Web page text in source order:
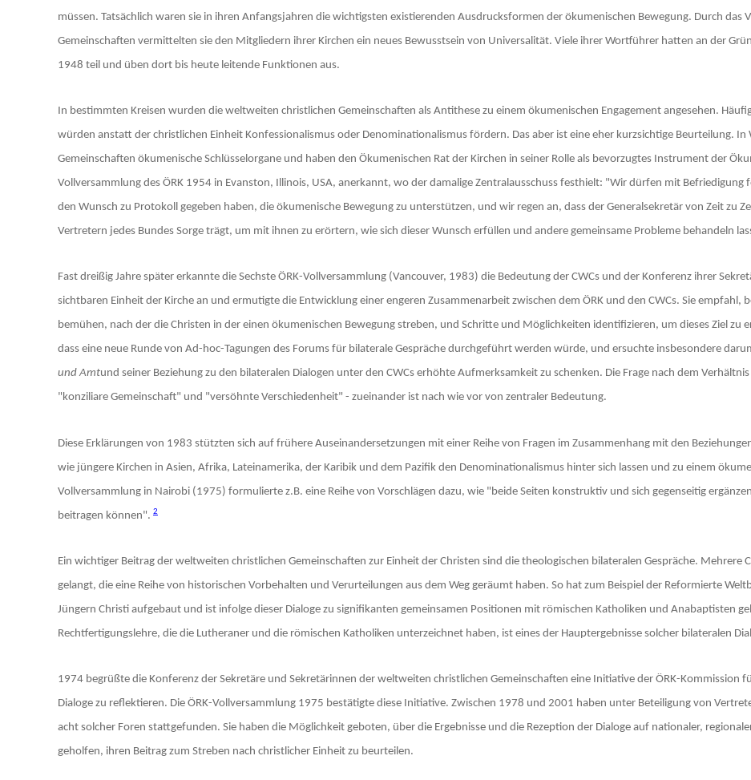
müssen. Tatsächlich waren sie in ihren Anfangsjahren die wichtigsten existierenden Ausdrucksformen der ökumenischen Bewegung. Durch
Gemeinschaften vermittelten sie den Mitgliedern ihrer Kirchen ein neues Bewusstsein von Universalität. Viele ihrer Wortführer hatten an der
1948 teil und üben dort bis heute leitende Funktionen aus.
In bestimmten Kreisen wurden die weltweiten christlichen Gemeinschaften als Antithese zu einem ökumenischen Engagement angesehen.
würden anstatt der christlichen Einheit Konfessionalismus oder Denominationalismus fördern. Das aber ist eine eher kurzsichtige Beurteilung.
Gemeinschaften ökumenische Schlüsselorgane und haben den Ökumenischen Rat der Kirchen in seiner Rolle als bevorzugtes Instrument der
Vollversammlung des ÖRK 1954 in Evanston, Illinois, USA, anerkannt, wo der damalige Zentralausschuss festhielt: "Wir dürfen mit
den Wunsch zu Protokoll gegeben haben, die ökumenische Bewegung zu unterstützen, und wir regen an, dass der Generalsekretär von Zeit zu
Vertretern jedes Bundes Sorge trägt, um mit ihnen zu erörtern, wie sich dieser Wunsch erfüllen und andere gemeinsame Probleme behandeln
Fast dreißig Jahre später erkannte die Sechste ÖRK-Vollversammlung (Vancouver, 1983) die Bedeutung der CWCs und der Konferenz ihrer
sichtbaren Einheit der Kirche an und ermutigte die Entwicklung einer engeren Zusammenarbeit zwischen dem ÖRK und den CWCs. Sie empfahl,
bemühen, nach der die Christen in der einen ökumenischen Bewegung streben, und Schritte und Möglichkeiten identifizieren, um dieses Ziel zu
dass eine neue Runde von Ad-hoc-Tagungen des Forums für bilaterale Gespräche durchgeführt werden würde, und ersuchte insbesondere
und Amtund seiner Beziehung zu den bilateralen Dialogen unter den CWCs erhöhte Aufmerksamkeit zu schenken. Die Frage nach dem
"konziliare Gemeinschaft" und "versöhnte Verschiedenheit" - zueinander ist nach wie vor von zentraler Bedeutung.
Diese Erklärungen von 1983 stützten sich auf frühere Auseinandersetzungen mit einer Reihe von Fragen im Zusammenhang mit den
wie jüngere Kirchen in Asien, Afrika, Lateinamerika, der Karibik und dem Pazifik den Denominationalismus hinter sich lassen und zu einem
Vollversammlung in Nairobi (1975) formulierte z.B. eine Reihe von Vorschlägen dazu, wie "beide Seiten konstruktiv und sich gegenseitig
beitragen können". 2
Ein wichtiger Beitrag der weltweiten christlichen Gemeinschaften zur Einheit der Christen sind die theologischen bilateralen Gespräche. Mehrere
gelangt, die eine Reihe von historischen Vorbehalten und Verurteilungen aus dem Weg geräumt haben. So hat zum Beispiel der Reformierte
Jüngern Christi aufgebaut und ist infolge dieser Dialoge zu signifikanten gemeinsamen Positionen mit römischen Katholiken und Anabaptisten
Rechtfertigungslehre, die die Lutheraner und die römischen Katholiken unterzeichnet haben, ist eines der Hauptergebnisse solcher bilateralen
1974 begrüßte die Konferenz der Sekretäre und Sekretärinnen der weltweiten christlichen Gemeinschaften eine Initiative der ÖRK-Kommission
Dialoge zu reflektieren. Die ÖRK-Vollversammlung 1975 bestätigte diese Initiative. Zwischen 1978 und 2001 haben unter Beteiligung von
acht solcher Foren stattgefunden. Sie haben die Möglichkeit geboten, über die Ergebnisse und die Rezeption der Dialoge auf nationaler,
geholfen, ihren Beitrag zum Streben nach christlicher Einheit zu beurteilen.